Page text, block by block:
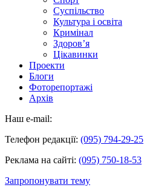
Суспільство
Культура і освіта
Кримінал
Здоров’я
Цікавинки
Проекти
Блоги
Фоторепортажі
Архів
Наш e-mail:
Телефон редакції: (095) 794-29-25
Реклама на сайті: (095) 750-18-53
Запропонувати тему